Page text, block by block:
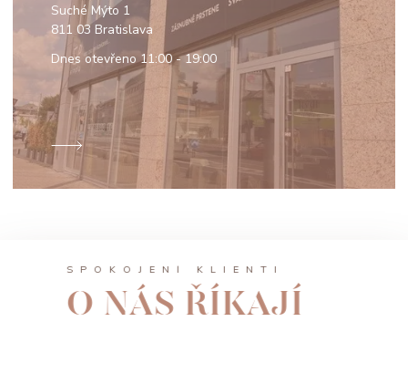
Suché Mýto 1
811 03 Bratislava
Dnes otevřeno11:00 - 19:00
SPOKOJENÍ KLIENTI
O NÁS ŘÍKAJÍ